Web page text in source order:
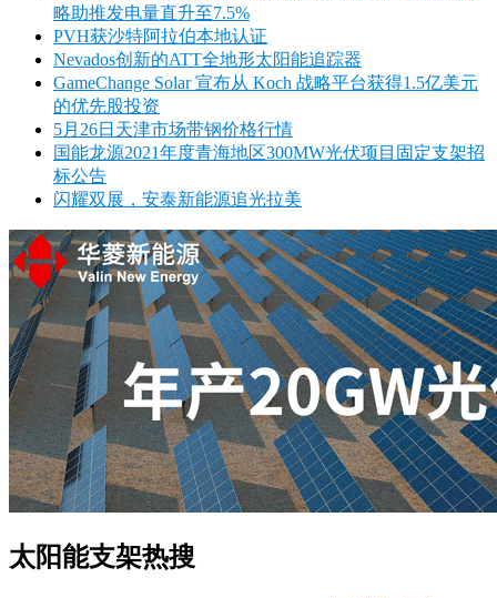
略助推发电量直升至7.5%
PVH获沙特阿拉伯本地认证
Nevados创新的ATT全地形太阳能追踪器
GameChange Solar 宣布从 Koch 战略平台获得1.5亿美元
的优先股投资
5月26日天津市场带钢价格行情
国能龙源2021年度青海地区300MW光伏项目固定支架招
标公告
闪耀双展，安泰新能源追光拉美
太阳能支架热搜